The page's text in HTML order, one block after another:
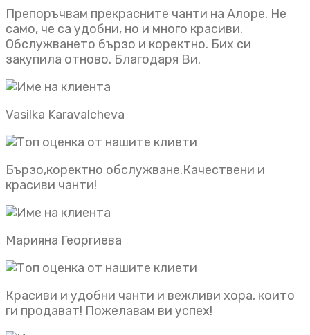
Препоръчвам прекрасните чанти на Алоре. Не
само, че са удобни, но и много красиви.
Обслужването бързо и коректно. Бих си
закупила отново. Благодаря Ви.
Vasilka Karavalcheva
Бързо,коректно обслужване.Качествени и
красиви чанти!
Марияна Георгиева
Красиви и удобни чанти и вежливи хора, които
ги продават! Пожелавам ви успех!